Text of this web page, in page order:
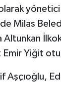
Milas
Altunkan
Yiğit
Aşçıoğlu,